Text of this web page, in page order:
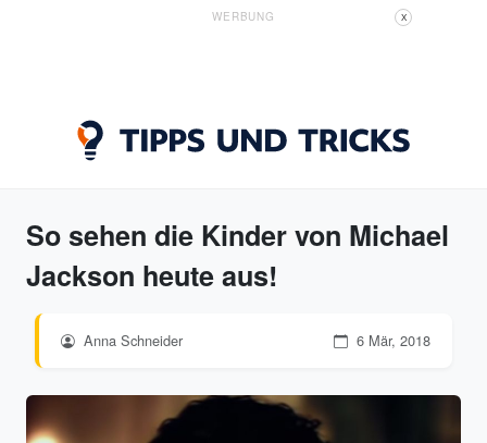
WERBUNG X
So sehen die Kinder von Michael
Jackson heute aus!
Anna Schneider 6 Mär, 2018